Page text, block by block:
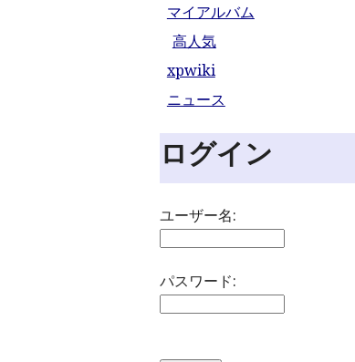
マイアルバム
高人気
xpwiki
ニュース
ログイン
ユーザー名:
パスワード: